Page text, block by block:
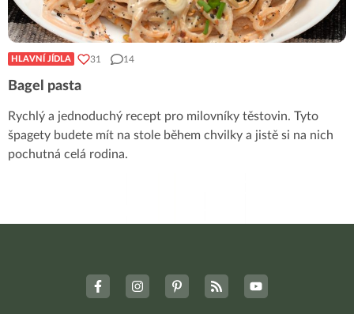
HLAVNÍ JÍDLA 31 14
Bagel pasta
Rychlý a jednoduchý recept pro milovníky těstovin. Tyto
špagety budete mít na stole během chvilky a jistě si na nich
pochutná celá rodina.